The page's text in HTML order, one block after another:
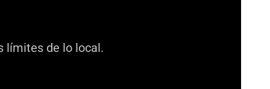
límites de lo local.